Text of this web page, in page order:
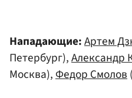
Нападающие:Артем
Петербург),Александр
Москва),Федор Смолов